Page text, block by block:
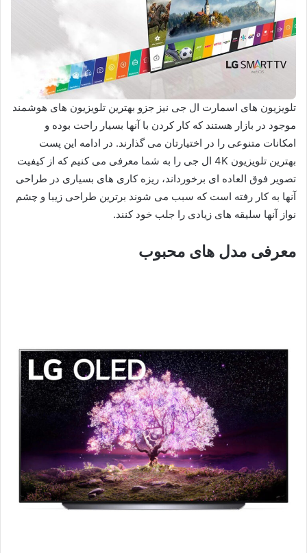
تلویزیون های اسمارت ال جی نیز جزو بهترین تلویزیون های هوشمند
موجود در بازار هستند که کار کردن با آنها بسیار راحت بوده و
امکانات متنوعی را در اختیارتان می گذارند. در ادامه این پست
بهترین تلویزیون 4K ال جی را به شما معرفی می کنیم که از کیفیت
تصویر فوق العاده ای برخورداند، ریزه کاری های بسیاری در طراحی
آنها به کار رفته است که سبب می شوند برترین طراحی زیبا و چشم
نواز آنها سلیقه های زیادی را جلب خود کنند.
معرفی مدل های محبوب